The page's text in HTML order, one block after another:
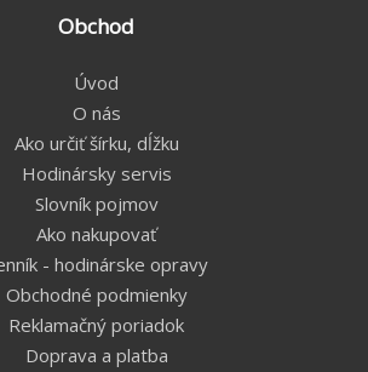
Obchod
Úvod
O nás
Ako určiť šírku, dĺžku
Hodinársky servis
Slovník pojmov
Ako nakupovať
- hodinárske opravy
Obchodné podmienky
Reklamačný poriadok
Doprava a platba